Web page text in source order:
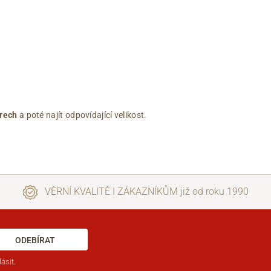
a poté najít odpovídající velikost.
VĚRNÍ KVALITĚ I ZÁKAZNÍKŮM již od roku 1990
ODEBÍRAT